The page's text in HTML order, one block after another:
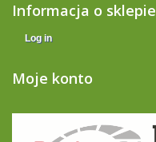
Informacja o sklepie
Log in
Moje konto